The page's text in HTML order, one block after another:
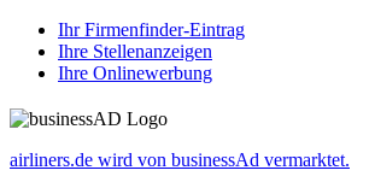
Ihr Firmenfinder-Eintrag
Ihre Stellenanzeigen
Ihre Onlinewerbung
airliners.de wird von businessAd vermarktet.